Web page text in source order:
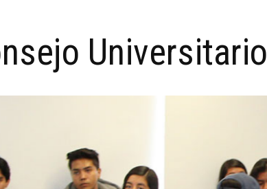
Universitario